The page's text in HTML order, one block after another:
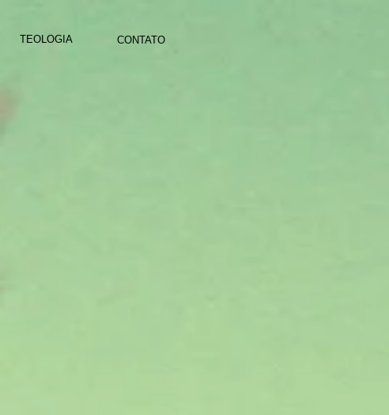
TEOLOGIA CONTATO